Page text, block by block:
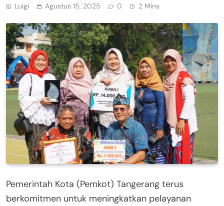
Luigi Agustus 15, 2025 0 2 Mins
Pemerintah Kota (Pemkot) Tangerang terus
berkomitmen untuk meningkatkan pelayanan